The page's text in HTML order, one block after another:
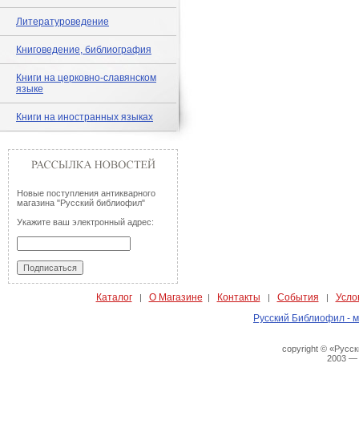
Литературоведение
Книговедение, библиография
Книги на церковно-славянском
языке
Книги на иностранных языках
Новые поступления антикварного
магазина "Русский библиофил"
Укажите ваш электронный адрес:
Каталог| О Магазине | Контакты | События |
Русский Библиофил -
copyright ©
2003 —